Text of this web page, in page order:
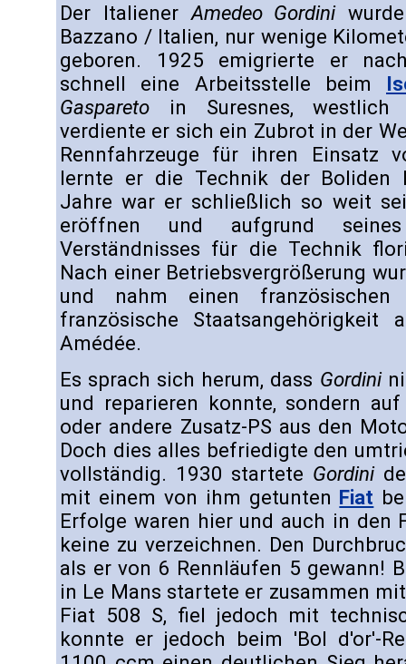
Der ItalienerAmedeo Gordini
Bazzano / Italien, nur wenige
geboren. 1925 emigrierte er
schnell eine Arbeitsstelle beim
Gaspareto in Suresnes, westlich
verdiente er sich ein Zubrot in der
Rennfahrzeuge für ihren Einsatz
lernte er die Technik der Boliden
Jahre war er schließlich so weit
eröffnen und aufgrund
Verständnisses für die Technik
Nach einer Betriebsvergrößerung
und nahm einen
französische
Amédée.
Es sprach sich herum, dass Gordini
und reparieren konnte, sondern
oder andere Zusatz-PS aus den
Doch dies alles befriedigte den
vollständig. 1930 startete Gordini
mit einem von ihm getunten Fiat
Erfolge waren hier und auch in den
keine zu verzeichnen. Den
als er von 6 Rennläufen 5 gewann!
in Le Mans startete er zusammen
Fiat 508 S, fiel jedoch mit
konnte er jedoch beim 'Bol d'or'-